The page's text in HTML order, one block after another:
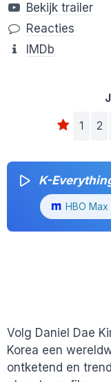
Bekijk trailer
Reacties
IMDb
1 2
K-
HBO
Volg Daniel Dae
Korea een
ontketend en